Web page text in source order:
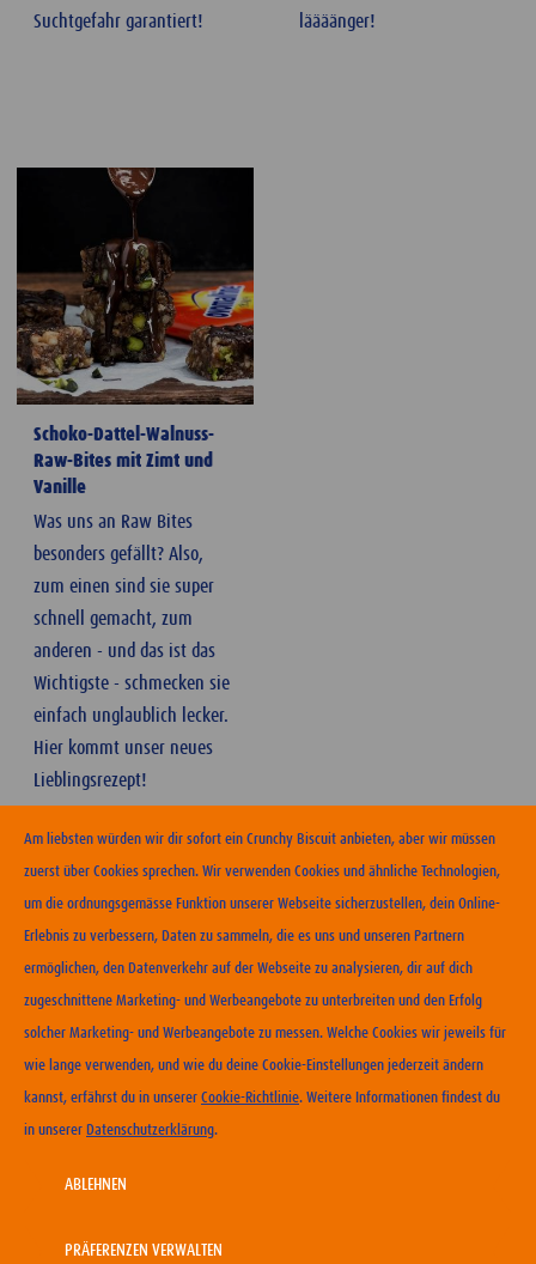
Suchtgefahr garantiert!
läääänger!
Schoko-Dattel-Walnuss-
Raw-Bites mit Zimt und
Vanille
Was uns an Raw Bites
besonders gefällt? Also,
zum einen sind sie super
schnell gemacht, zum
anderen - und das ist das
Wichtigste - schmecken sie
einfach unglaublich lecker.
Hier kommt unser neues
Lieblingsrezept!
ERHÄLTLICHKEIT
KONTAKT
NUTZUNGSBEDINGUNGEN
DATENSCHUTZERKLÄRUNG
KARRIERE
Am liebsten würden wir dir sofort ein Crunchy Biscuit anbieten, aber wir müssen
zuerst über Cookies sprechen. Wir verwenden Cookies und ähnliche Technologien,
um die ordnungsgemässe Funktion unserer Webseite sicherzustellen, dein Online-
Erlebnis zu verbessern, Daten zu sammeln, die es uns und unseren Partnern
ermöglichen, den Datenverkehr auf der Webseite zu analysieren, dir auf dich
zugeschnittene Marketing- und Werbeangebote zu unterbreiten und den Erfolg
solcher Marketing- und Werbeangebote zu messen. Welche Cookies wir jeweils für
wie lange verwenden, und wie du deine Cookie-Einstellungen jederzeit ändern
kannst, erfährst du in unserer Cookie-Richtlinie. Weitere Informationen findest du
in unserer Datenschutzerklärung.
ABLEHNEN
PRÄFERENZEN VERWALTEN